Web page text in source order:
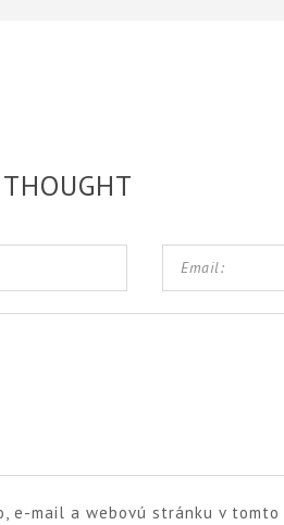
e-mail a webovú stránku v